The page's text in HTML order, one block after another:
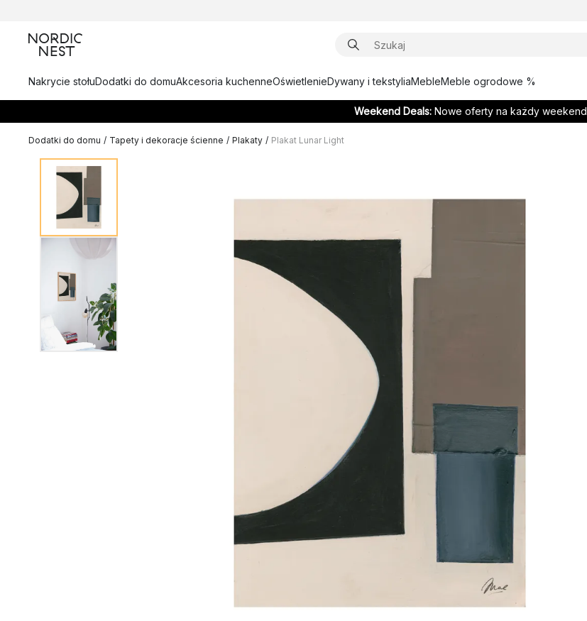
Nakrycie stołuDodatki do domuAkcesoria kuchenneOświetlenieDywany i tekstyliaMebleMeble ogrodowe %
Weekend Deals: Nowe oferty na każdy weekend
Dodatki do domu / Tapety i dekoracje ścienne / Plakaty / Plakat Lunar Light